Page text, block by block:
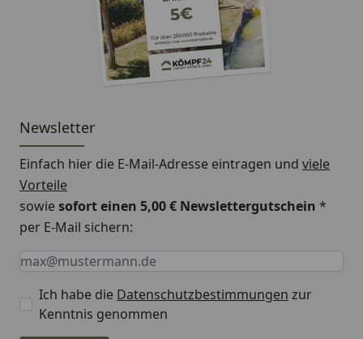
Newsletter
Einfach hier die E-Mail-Adresse eintragen und viele
Vorteile
sowiesofort einen 5,00 € Newslettergutschein *
per E-Mail sichern:
Keine Eingabe erforderlich
Eingabe erforderlich
E-Mail *
Ich habe die Datenschutzbestimmungen zur
Kenntnis genommen